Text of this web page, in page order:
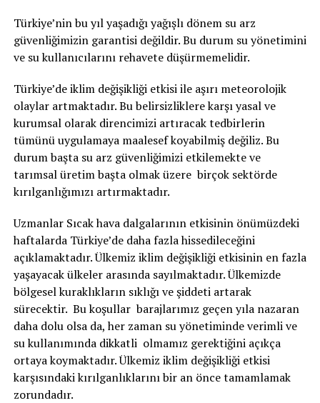
Türkiye’nin bu yıl yaşadığı yağışlı dönem su arz
güvenliğimizin garantisi değildir. Bu durum su yönetimini
ve su kullanıcılarını rehavete düşürmemelidir.
Türkiye’de iklim değişikliği etkisi ile aşırı meteorolojik
olaylar artmaktadır. Bu belirsizliklere karşı yasal ve
kurumsal olarak direncimizi artıracak tedbirlerin
tümünü uygulamaya maalesef koyabilmiş değiliz. Bu
durum başta su arz güvenliğimizi etkilemekte ve
tarımsal üretim başta olmak üzere birçok sektörde
kırılganlığımızı artırmaktadır.
Uzmanlar Sıcak hava dalgalarının etkisinin önümüzdeki
haftalarda Türkiye’de daha fazla hissedileceğini
açıklamaktadır. Ülkemiz iklim değişikliği etkisinin en fazla
yaşayacak ülkeler arasında sayılmaktadır. Ülkemizde
bölgesel kuraklıkların sıklığı ve şiddeti artarak
sürecektir. Bu koşullar barajlarımız geçen yıla nazaran
daha dolu olsa da, her zaman su yönetiminde verimli ve
su kullanımında dikkatli olmamız gerektiğini açıkça
ortaya koymaktadır. Ülkemiz iklim değişikliği etkisi
karşısındaki kırılganlıklarını bir an önce tamamlamak
zorundadır.